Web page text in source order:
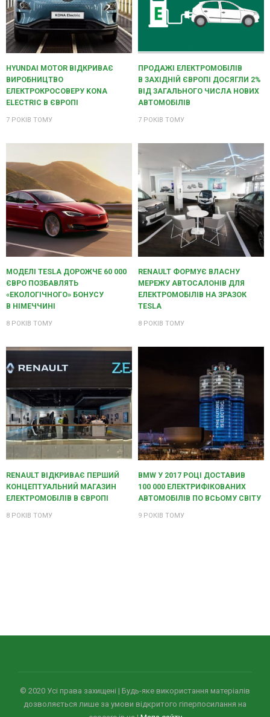
HYUNDAI MOTOR ВІДКРИВАЄ
ВИРОБНИЦТВО
ЕЛЕКТРОКРОСОВЕРУ KONA
ELECTRIC В ЄВРОПІ
7 РОКІВ ТОМУ
ПРОДАЖІ ЕЛЕКТРОМОБІЛІВ
В ЗАХІДНІЙ ЄВРОПІ ДОСЯГЛИ 2%
ВІД ЗАГАЛЬНОГО ЧИСЛА НОВИХ
АВТОМОБІЛІВ
7 РОКІВ ТОМУ
МОДЕЛІ TESLA ДОРОЖЧЕ 60 000
ЄВРО ПОЗБАВЛЯТЬ
«ЕКОЛОГІЧНОГО» БОНУСУ
В НІМЕЧЧИНІ
8 РОКІВ ТОМУ
RENAULT ФОРМУЄ ВЛАСНУ
МЕРЕЖУ АВТОСАЛОНІВ ДЛЯ
ЕЛЕКТРОМОБІЛІВ НА ЗРАЗОК
TESLA
8 РОКІВ ТОМУ
RENAULT ВІДКРИВАЄ ПЕРШИЙ
КОНЦЕПТУАЛЬНИЙ МАГАЗИН
ЕЛЕКТРОМОБІЛІВ В ЄВРОПІ
8 РОКІВ ТОМУ
BMW У 2017 РОЦІ ДОСТАВИВ
100 000 ЕЛЕКТРИФІКОВАНИХ
АВТОМОБІЛІВ ПО ВСЬОМУ СВІТУ
9 РОКІВ ТОМУ
© 2020 Усi права захищенi | Будь-яке використання матеріалів
дозволяється лише за умови відкритого гіперпосилання на